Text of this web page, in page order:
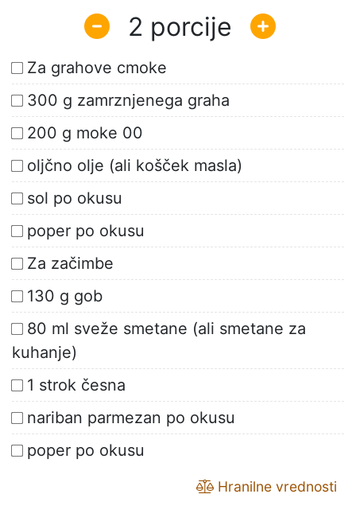
2
Za grahove cmoke
300 g zamrznjenega graha
200 g moke 00
oljčno olje (ali košček masla)
sol po okusu
poper po okusu
Za začimbe
130 g gob
80 ml sveže smetane (ali smetane za
kuhanje)
1 strok česna
nariban parmezan po okusu
poper po okusu
Hranilne vrednosti